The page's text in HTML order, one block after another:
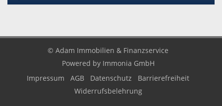
© Adam Immobilien & Finanzservice
Powered by Immonia GmbH
Impressum
AGB Datenschutz
Barrierefreiheit
Widerrufsbelehrung